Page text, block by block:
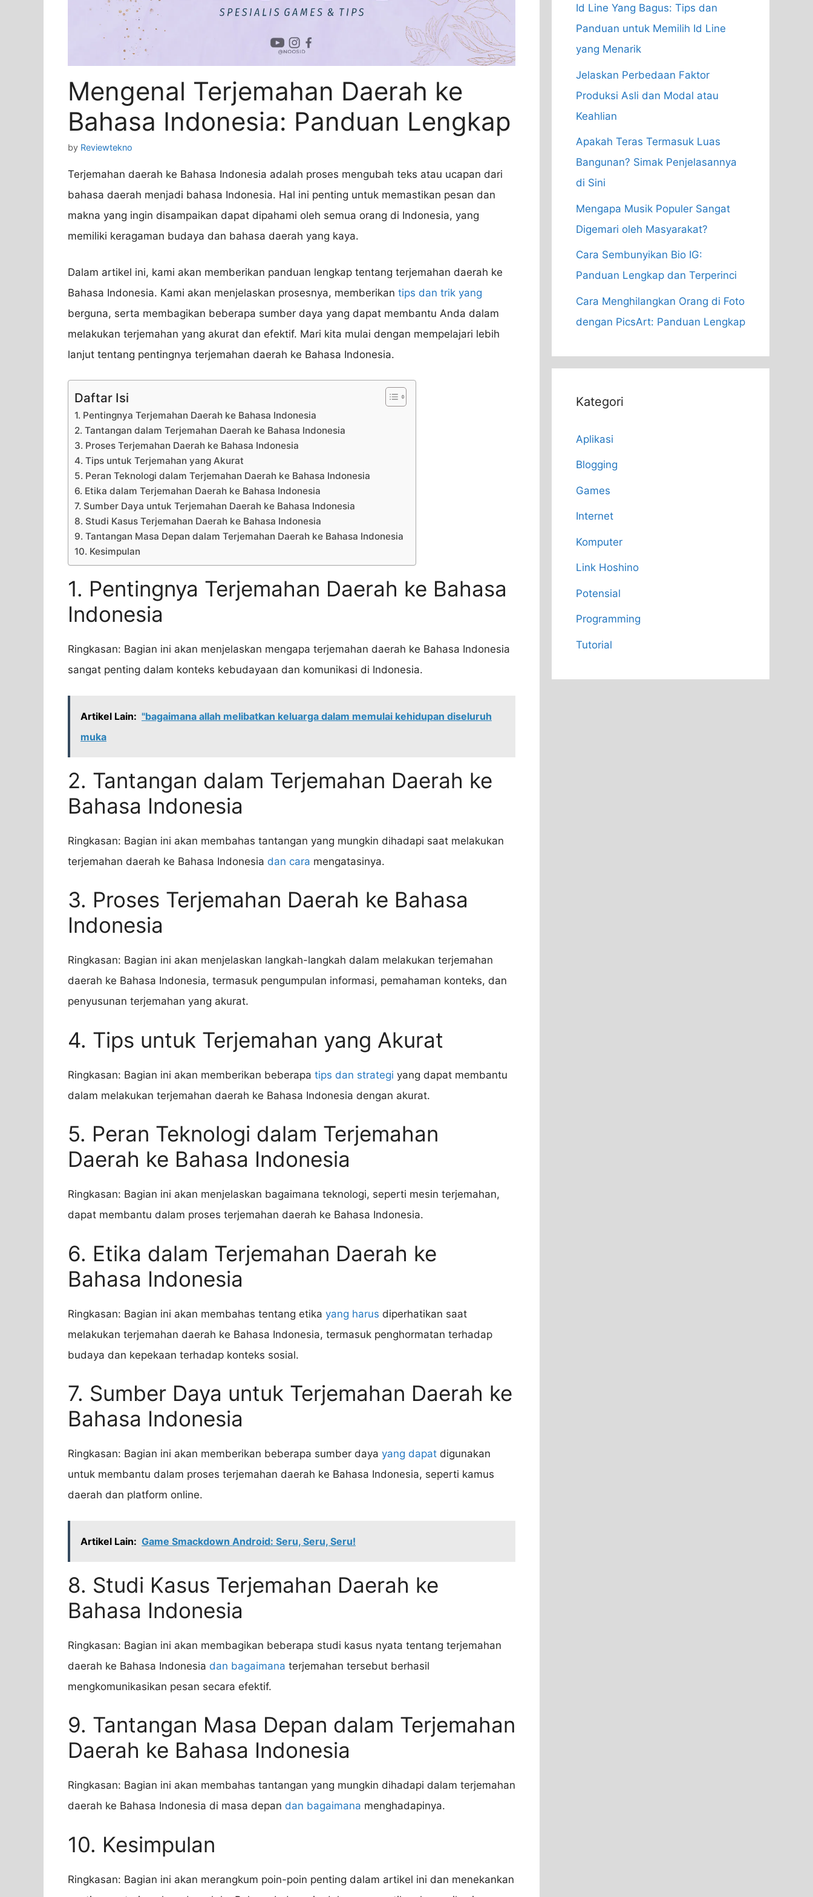
Mengenal Terjemahan Daerah ke
Bahasa Indonesia: Panduan Lengkap
by Reviewtekno
Terjemahan daerah ke Bahasa Indonesia adalah proses mengubah teks atau ucapan dari
bahasa daerah menjadi bahasa Indonesia. Hal ini penting untuk memastikan pesan dan
makna yang ingin disampaikan dapat dipahami oleh semua orang di Indonesia, yang
memiliki keragaman budaya dan bahasa daerah yang kaya.
Dalam artikel ini, kami akan memberikan panduan lengkap tentang terjemahan daerah ke
Bahasa Indonesia. Kami akan menjelaskan prosesnya, memberikan tips dan trik yang
berguna, serta membagikan beberapa sumber daya yang dapat membantu Anda dalam
melakukan terjemahan yang akurat dan efektif. Mari kita mulai dengan mempelajari lebih
lanjut tentang pentingnya terjemahan daerah ke Bahasa Indonesia.
Daftar Isi
1. Pentingnya Terjemahan Daerah ke Bahasa Indonesia
2. Tantangan dalam Terjemahan Daerah ke Bahasa Indonesia
3. Proses Terjemahan Daerah ke Bahasa Indonesia
4. Tips untuk Terjemahan yang Akurat
5. Peran Teknologi dalam Terjemahan Daerah ke Bahasa Indonesia
6. Etika dalam Terjemahan Daerah ke Bahasa Indonesia
7. Sumber Daya untuk Terjemahan Daerah ke Bahasa Indonesia
8. Studi Kasus Terjemahan Daerah ke Bahasa Indonesia
9. Tantangan Masa Depan dalam Terjemahan Daerah ke Bahasa Indonesia
10. Kesimpulan
1. Pentingnya Terjemahan Daerah ke Bahasa
Indonesia
Ringkasan: Bagian ini akan menjelaskan mengapa terjemahan daerah ke Bahasa Indonesia
sangat penting dalam konteks kebudayaan dan komunikasi di Indonesia.
Artikel Lain: "bagaimana allah melibatkan keluarga dalam memulai kehidupan diseluruh
muka
2. Tantangan dalam Terjemahan Daerah ke
Bahasa Indonesia
Ringkasan: Bagian ini akan membahas tantangan yang mungkin dihadapi saat melakukan
terjemahan daerah ke Bahasa Indonesia dan cara mengatasinya.
3. Proses Terjemahan Daerah ke Bahasa
Indonesia
Ringkasan: Bagian ini akan menjelaskan langkah-langkah dalam melakukan terjemahan
daerah ke Bahasa Indonesia, termasuk pengumpulan informasi, pemahaman konteks, dan
penyusunan terjemahan yang akurat.
4. Tips untuk Terjemahan yang Akurat
Ringkasan: Bagian ini akan memberikan beberapa tips dan strategi yang dapat membantu
dalam melakukan terjemahan daerah ke Bahasa Indonesia dengan akurat.
5. Peran Teknologi dalam Terjemahan
Daerah ke Bahasa Indonesia
Ringkasan: Bagian ini akan menjelaskan bagaimana teknologi, seperti mesin terjemahan,
dapat membantu dalam proses terjemahan daerah ke Bahasa Indonesia.
6. Etika dalam Terjemahan Daerah ke
Bahasa Indonesia
Ringkasan: Bagian ini akan membahas tentang etika yang harus diperhatikan saat
melakukan terjemahan daerah ke Bahasa Indonesia, termasuk penghormatan terhadap
budaya dan kepekaan terhadap konteks sosial.
7. Sumber Daya untuk Terjemahan Daerah ke
Bahasa Indonesia
Ringkasan: Bagian ini akan memberikan beberapa sumber daya yang dapat digunakan
untuk membantu dalam proses terjemahan daerah ke Bahasa Indonesia, seperti kamus
daerah dan platform online.
Artikel Lain: Game Smackdown Android: Seru, Seru, Seru!
8. Studi Kasus Terjemahan Daerah ke
Bahasa Indonesia
Ringkasan: Bagian ini akan membagikan beberapa studi kasus nyata tentang terjemahan
daerah ke Bahasa Indonesia dan bagaimana terjemahan tersebut berhasil
mengkomunikasikan pesan secara efektif.
9. Tantangan Masa Depan dalam Terjemahan
Daerah ke Bahasa Indonesia
Ringkasan: Bagian ini akan membahas tantangan yang mungkin dihadapi dalam terjemahan
daerah ke Bahasa Indonesia di masa depan dan bagaimana menghadapinya.
10. Kesimpulan
Ringkasan: Bagian ini akan merangkum poin-poin penting dalam artikel ini dan menekankan
Id Line Yang Bagus: Tips dan
Panduan untuk Memilih Id Line
yang Menarik
Jelaskan Perbedaan Faktor
Produksi Asli dan Modal atau
Keahlian
Apakah Teras Termasuk Luas
Bangunan? Simak Penjelasannya
di Sini
Mengapa Musik Populer Sangat
Digemari oleh Masyarakat?
Cara Sembunyikan Bio IG:
Panduan Lengkap dan Terperinci
Cara Menghilangkan Orang di Foto
dengan PicsArt: Panduan Lengkap
Kategori
Aplikasi
Blogging
Games
Internet
Komputer
Link Hoshino
Potensial
Programming
Tutorial